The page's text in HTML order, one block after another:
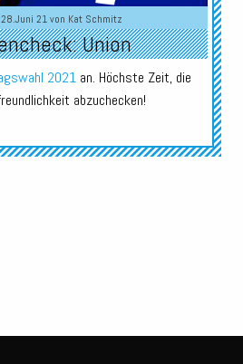
28.Juni 21 von Kat Schmitz
Union
2021an. Höchste Zeit, die
abzuchecken!